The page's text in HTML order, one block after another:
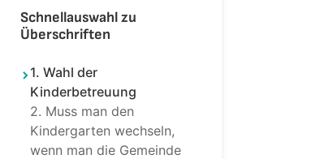
Schnellauswahl zu
Überschriften
1. Wahl der
Kinderbetreuung
2. Muss man den
Kindergarten wechseln,
wenn man die Gemeinde